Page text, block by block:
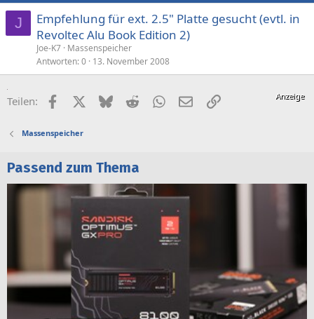
J
Empfehlung für ext. 2.5" Platte gesucht (evtl. in
Revoltec Alu Book Edition 2)
Joe-K7 Massenspeicher
Antworten 0 13. November 2008
Teilen: FacebookX (Twitter)
BlueskyRedditWhatsApp
E-MailLink
Massenspeicher
Passend zum Thema